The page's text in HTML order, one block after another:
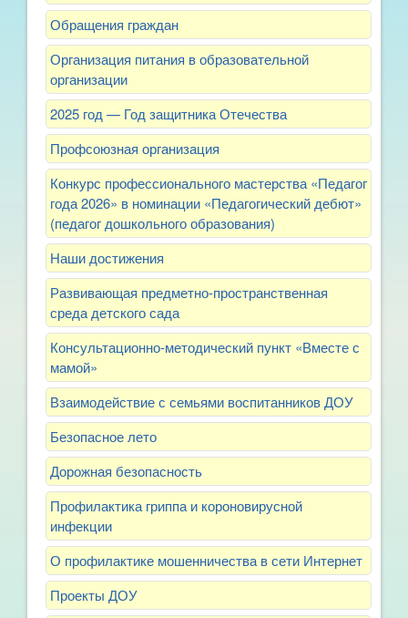
Обращения граждан
Организация питания в образовательной
организации
2025 год — Год защитника Отечества
Профсоюзная организация
Конкурс профессионального мастерства «Педагог
года 2026» в номинации «Педагогический дебют»
(педагог дошкольного образования)
Наши достижения
Развивающая предметно-пространственная
среда детского сада
Консультационно-методический пункт «Вместе с
мамой»
Взаимодействие с семьями воспитанников ДОУ
Безопасное лето
Дорожная безопасность
Профилактика гриппа и короновирусной
инфекции
О профилактике мошенничества в сети Интернет
Проекты ДОУ